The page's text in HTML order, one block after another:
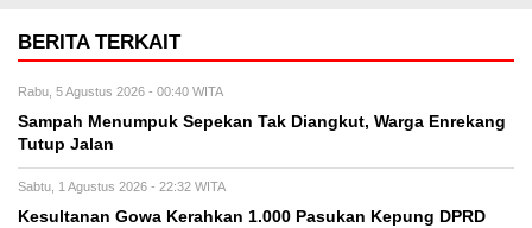
BERITA TERKAIT
Rabu, 5 Agustus 2026 - 00:40 WITA
Sampah Menumpuk Sepekan Tak Diangkut, Warga Enrekang
Tutup Jalan
Sabtu, 1 Agustus 2026 - 22:32 WITA
Kesultanan Gowa Kerahkan 1.000 Pasukan Kepung DPRD